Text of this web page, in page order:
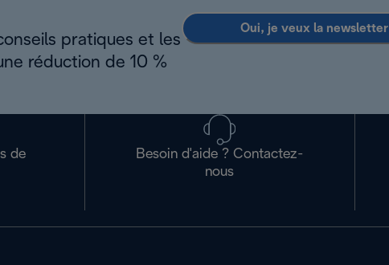
pratiques et les
réduction de 10 %
Oui, je veux la newsletter
de
Besoin d'aide ? Contactez-
nous